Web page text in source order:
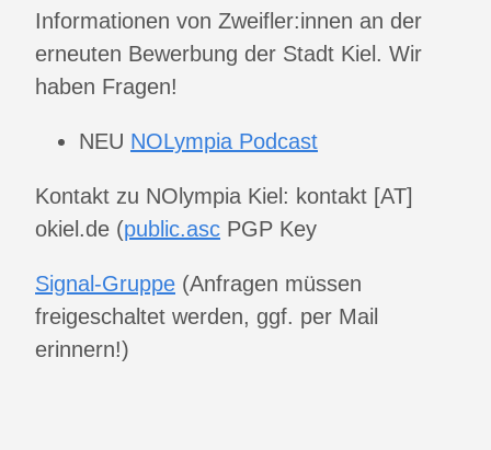
Informationen von Zweifler:innen an der
erneuten Bewerbung der Stadt Kiel. Wir
haben Fragen!
NEU NOLympia Podcast
Kontakt zu NOlympia Kiel: kontakt [AT]
okiel.de (public.asc PGP Key
Signal-Gruppe (Anfragen müssen
freigeschaltet werden, ggf. per Mail
erinnern!)